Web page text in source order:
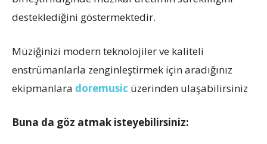
desteklediğini göstermektedir.
Müziğinizi modern teknolojiler ve kaliteli
enstrümanlarla zenginleştirmek için aradığınız
ekipmanlara doremusic üzerinden ulaşabilirsiniz
Buna da göz atmak isteyebilirsiniz: